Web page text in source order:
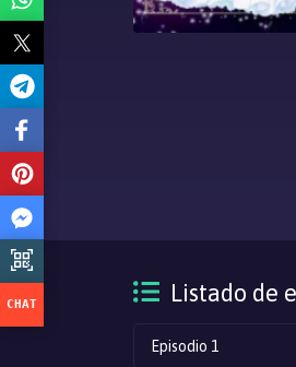
Listado de
Episodio 1